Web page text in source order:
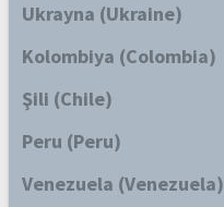
Ukrayna (Ukraine)
Kolombiya (Colombia)
Şili (Chile)
Peru (Peru)
Venezuela (Venezuela)